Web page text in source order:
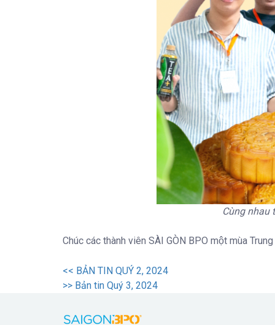
Cùng nhau
Chúc các thành viên SÀI GÒN BPO một mùa
<< BẢN TIN QUÝ 2, 2024
>> Bản tin Quý 3, 2024